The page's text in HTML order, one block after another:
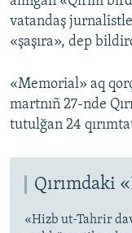
vatandaş
«şaşıra», dep
«Memorial» aq
martnıñ 27-nde
tutulğan 24
Qırımdaki
«Hizb ut-Tahrir